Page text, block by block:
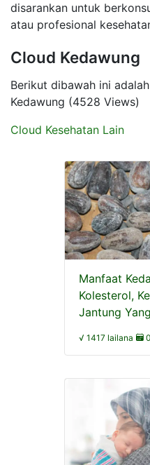
disarankan untuk
atau profesional
Cloud Kedawung
Berikut dibawah ini
Kedawung (4528 Views)
Cloud Kesehatan Lain
Manfaat
Kolesterol,
Jantung
√ 1417 lailana